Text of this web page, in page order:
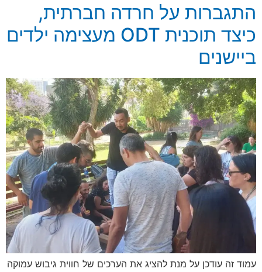
התגברות על חרדה חברתית,
כיצד תוכנית ODT מעצימה ילדים
ביישנים
עמוד זה עודכן על מנת להציג את הערכים של חווית גיבוש עמוקה